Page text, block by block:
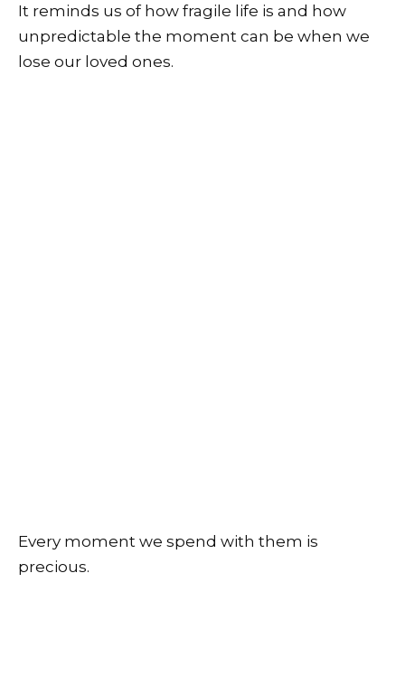
It reminds us of how fragile life is and how
unpredictable the moment can be when we
lose our loved ones.
Every moment we spend with them is
precious.